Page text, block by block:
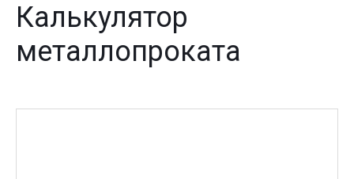
Калькулятор
металлопроката